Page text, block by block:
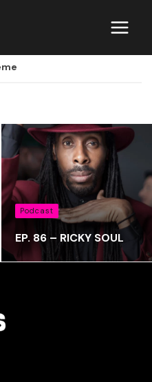
Podcast
EP. 86 – RICKY SOUL